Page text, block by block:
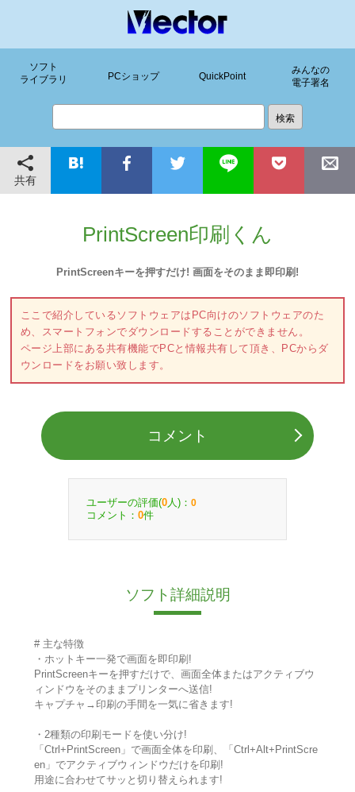
ソフト
ライブラリ
PCショップ QuickPoint
みんなの
電子署名
共有
PrintScreen印刷くん
PrintScreenキーを押すだけ! 画面をそのまま即印刷!
ここで紹介しているソフトウェアはPC向けのソフトウェアのた
め、スマートフォンでダウンロードすることができません。
ページ上部にある共有機能でPCと情報共有して頂き、PCからダ
ウンロードをお願い致します。
コメント
ユーザーの評価(0 人)： 0
コメント： 0件
ソフト詳細説明
# 主な特徴
・ホットキー一発で画面を即印刷!
PrintScreenキーを押すだけで、画面全体またはアクティブウ
ィンドウをそのままプリンターへ送信!
キャプチャ→印刷の手間を一気に省きます!
・2種類の印刷モードを使い分け!
「Ctrl+PrintScreen」で画面全体を印刷、「Ctrl+Alt+PrintScre
en」でアクティブウィンドウだけを印刷!
用途に合わせてサッと切り替えられます!